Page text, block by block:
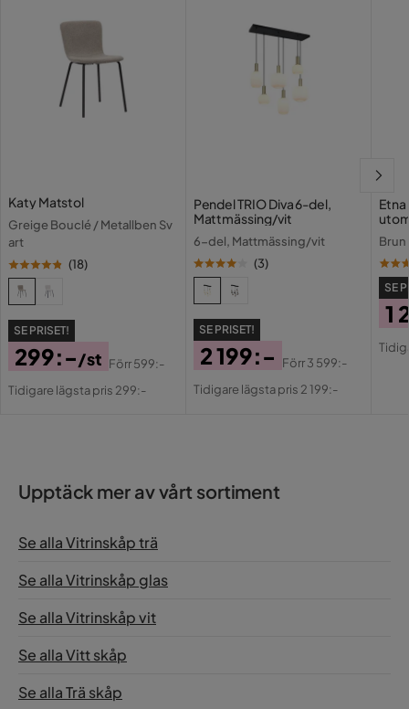
Katy Matstol
Greige Bouclé / Metallben Sv
art
(18)
SE PRISET!
Pris
299:-/st
Original
Förr599:-
Tidigare lägsta pris 299:-
Pendel TRIO Diva 6-del,
Mattmässing/vit
6-del, Mattmässing/vit
(3)
SE PRISET!
Pris
2 199:-
Original
Förr3 599:-
Tidigare lägsta pris 2 199:-
Brun
SE
1
Upptäck mer av vårt sortiment
Se alla Vitrinskåp trä
Se alla Vitrinskåp glas
Se alla Vitrinskåp vit
Se alla Vitt skåp
Se alla Trä skåp